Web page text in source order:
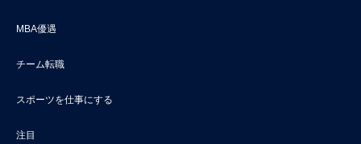
MBA優遇
チーム転職
スポーツを仕事にする
注目